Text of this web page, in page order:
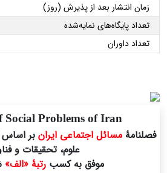
زمان انتشار بعد از پذیرش (روز)
تعداد پایگاه‌های نمایه‌شده
تعداد داوران
فصلنامۀمسائل اجتماعی ایران
علوم، تحقیقات و
موفق به کسب رتبۀ «الف»